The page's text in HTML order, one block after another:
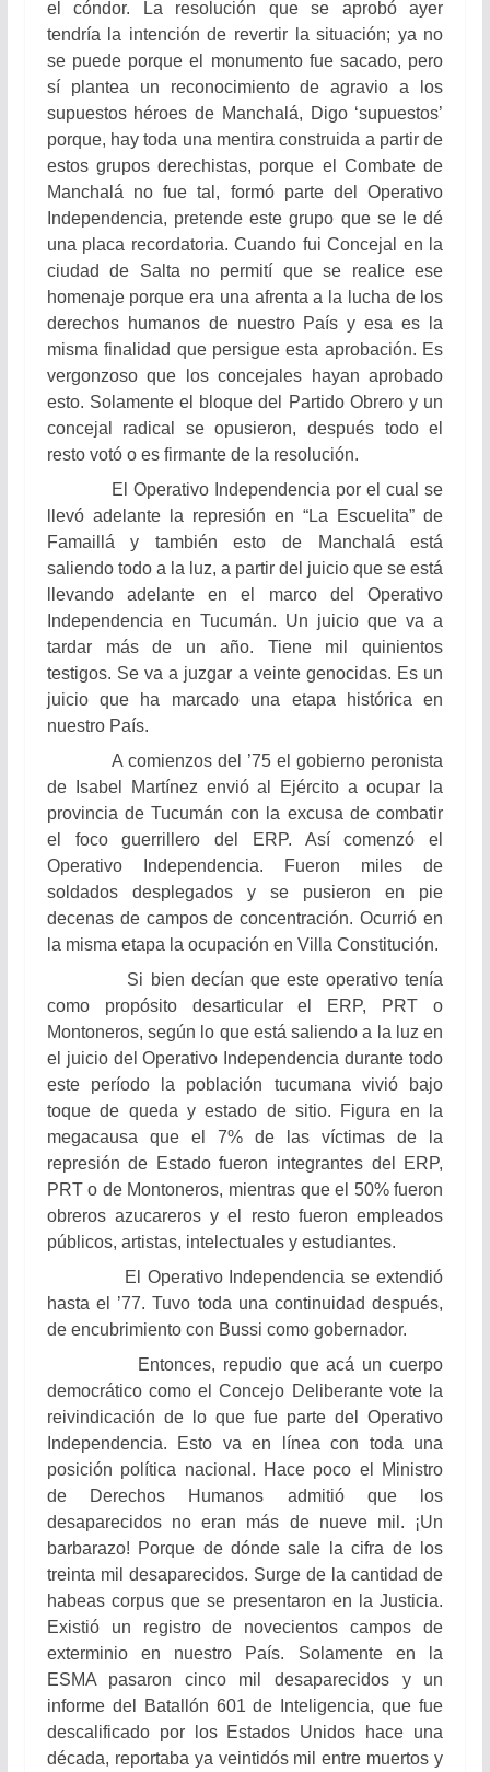
el cóndor. La resolución que se aprobó ayer
tendría la intención de revertir la situación; ya no
se puede porque el monumento fue sacado, pero
sí plantea un reconocimiento de agravio a los
supuestos héroes de Manchalá, Digo ‘supuestos’
porque, hay toda una mentira construida a partir de
estos grupos derechistas, porque el Combate de
Manchalá no fue tal, formó parte del Operativo
Independencia, pretende este grupo que se le dé
una placa recordatoria. Cuando fui Concejal en la
ciudad de Salta no permití que se realice ese
homenaje porque era una afrenta a la lucha de los
derechos humanos de nuestro País y esa es la
misma finalidad que persigue esta aprobación. Es
vergonzoso que los concejales hayan aprobado
esto. Solamente el bloque del Partido Obrero y un
concejal radical se opusieron, después todo el
resto votó o es firmante de la resolución.
El Operativo Independencia por el cual se
llevó adelante la represión en “La Escuelita” de
Famaillá y también esto de Manchalá está
saliendo todo a la luz, a partir del juicio que se está
llevando adelante en el marco del Operativo
Independencia en Tucumán. Un juicio que va a
tardar más de un año. Tiene mil quinientos
testigos. Se va a juzgar a veinte genocidas. Es un
juicio que ha marcado una etapa histórica en
nuestro País.
A comienzos del ’75 el gobierno peronista
de Isabel Martínez envió al Ejército a ocupar la
provincia de Tucumán con la excusa de combatir
el foco guerrillero del ERP. Así comenzó el
Operativo Independencia. Fueron miles de
soldados desplegados y se pusieron en pie
decenas de campos de concentración. Ocurrió en
la misma etapa la ocupación en Villa Constitución.
Si bien decían que este operativo tenía
como propósito desarticular el ERP, PRT o
Montoneros, según lo que está saliendo a la luz en
el juicio del Operativo Independencia durante todo
este período la población tucumana vivió bajo
toque de queda y estado de sitio. Figura en la
megacausa que el 7% de las víctimas de la
represión de Estado fueron integrantes del ERP,
PRT o de Montoneros, mientras que el 50% fueron
obreros azucareros y el resto fueron empleados
públicos, artistas, intelectuales y estudiantes.
El Operativo Independencia se extendió
hasta el ’77. Tuvo toda una continuidad después,
de encubrimiento con Bussi como gobernador.
Entonces, repudio que acá un cuerpo
democrático como el Concejo Deliberante vote la
reivindicación de lo que fue parte del Operativo
Independencia. Esto va en línea con toda una
posición política nacional. Hace poco el Ministro
de Derechos Humanos admitió que los
desaparecidos no eran más de nueve mil. ¡Un
barbarazo! Porque de dónde sale la cifra de los
treinta mil desaparecidos. Surge de la cantidad de
habeas corpus que se presentaron en la Justicia.
Existió un registro de novecientos campos de
exterminio en nuestro País. Solamente en la
ESMA pasaron cinco mil desaparecidos y un
informe del Batallón 601 de Inteligencia, que fue
descalificado por los Estados Unidos hace una
década, reportaba ya veintidós mil entre muertos y